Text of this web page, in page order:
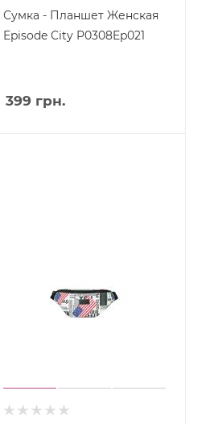
Сумка - Планшет Женская
Episode City P0308Ep021
399 грн.